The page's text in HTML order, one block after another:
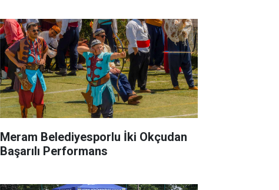
Meram Belediyesporlu İki Okçudan
Başarılı Performans